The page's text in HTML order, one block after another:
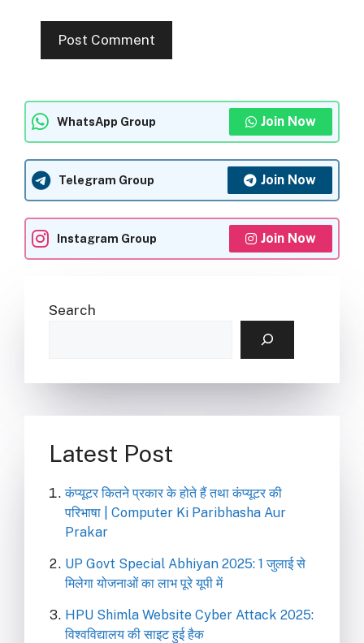
WhatsApp Group Join Now
Telegram Group Join Now
Instagram Group Join Now
Search
Latest Post
कंप्यूटर कितने प्रकार के होते हैं तथा कंप्यूटर की
परिभाषा | Computer Ki Paribhasha Aur
Prakar
UP Govt Special Abhiyan 2025: 1 जुलाई से
मिलेगा योजनाओं का लाभ पूरे यूपी में
HPU Shimla Website Cyber Attack 2025:
विश्वविद्यालय की साइट हुई हैक